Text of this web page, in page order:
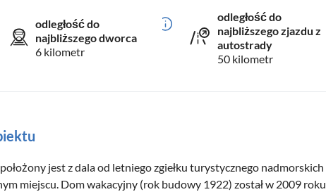
odległość do
najbliższego dworca
6 kilometr
odległość do
najbliższego zjazdu z
autostrady
50 kilometr
jest z dala od letniego zgiełku turystycznego nadmorskich
miejscu. Dom wakacyjny (rok budowy 1922) został w 2009 roku